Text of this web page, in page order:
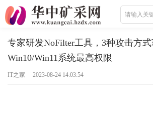
专家研发NoFilter工具，3种攻击方式
Win10/Win11系统最高权限
IT之家 2023-08-24 14:03:54